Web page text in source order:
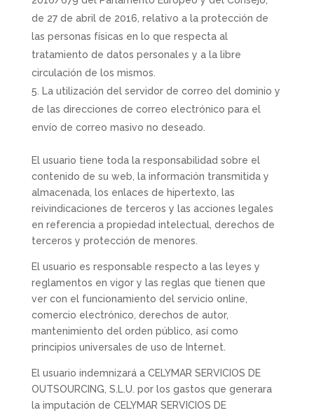
de 27 de abril de 2016, relativo a la protección de
las personas físicas en lo que respecta al
tratamiento de datos personales y a la libre
circulación de los mismos.
La utilización del servidor de correo del dominio y
de las direcciones de correo electrónico para el
envío de correo masivo no deseado.
El usuario tiene toda la responsabilidad sobre el
contenido de su web, la información transmitida y
almacenada, los enlaces de hipertexto, las
reivindicaciones de terceros y las acciones legales
en referencia a propiedad intelectual, derechos de
terceros y protección de menores.
El usuario es responsable respecto a las leyes y
reglamentos en vigor y las reglas que tienen que
ver con el funcionamiento del servicio online,
comercio electrónico, derechos de autor,
mantenimiento del orden público, así como
principios universales de uso de Internet.
El usuario indemnizará a CELYMAR SERVICIOS DE
OUTSOURCING, S.L.U. por los gastos que generara
la imputación de CELYMAR SERVICIOS DE